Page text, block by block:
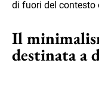
di fuori del contesto
Il
destinata a